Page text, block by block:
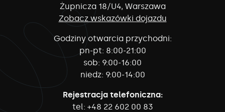
Żupnicza 18/U4, Warszawa
Zobacz wskazówki dojazdu
Godziny otwarcia przychodni:
pn-pt: 8:00-21:00
sob: 9:00-16:00
niedz: 9:00-14:00
Rejestracja telefoniczna:
tel: +48 22 602 00 83